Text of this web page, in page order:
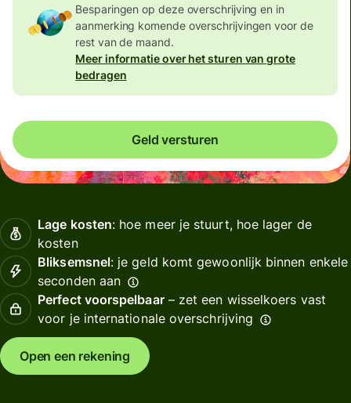
Besparingen op deze overschrijving en in
aanmerking komende overschrijvingen voor de
rest van de maand.
Meer informatie over het sturen van grote
bedragen
Geld versturen
Lage kosten: hoe meer je stuurt, hoe lager de
kosten
Bliksemsnel: je geld komt gewoonlijk binnen enkele
seconden aan
Perfect voorspelbaar– zet een wisselkoers vast
voor je internationale overschrijving
Open een rekening